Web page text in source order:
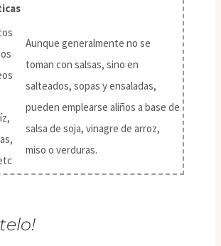
Aunque generalmente no se
toman con salsas, sino en
salteados, sopas y ensaladas,
pueden emplearse aliños a base de
salsa de soja, vinagre de arroz,
miso o verduras.